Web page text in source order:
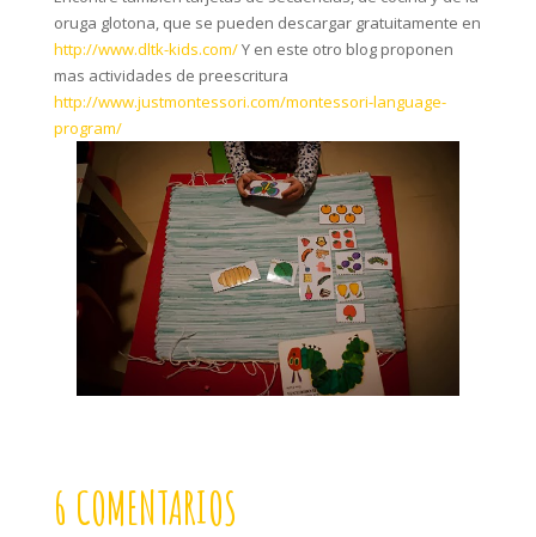
oruga glotona, que se pueden descargar gratuitamente en
http://www.dltk-kids.com/Y en este otro blog proponen
mas actividades de preescritura
http://www.justmontessori.com/montessori-language-
program/
6 COMENTARIOS